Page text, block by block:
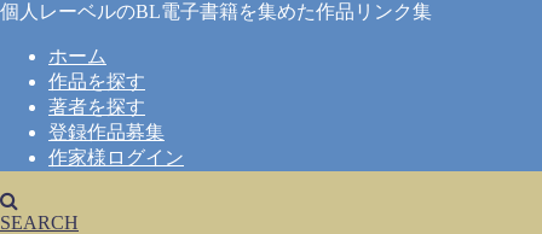
個人レーベルのBL電子書籍を集めた作品リンク集
ホーム
作品を探す
著者を探す
登録作品募集
作家様ログイン
SEARCH